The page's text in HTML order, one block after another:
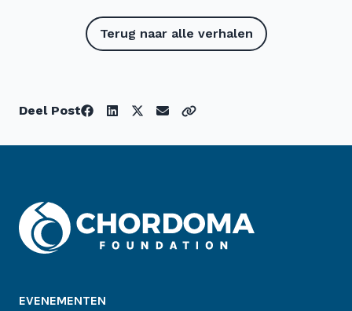
Terug naar alle verhalen
Deel Post
EVENEMENTEN